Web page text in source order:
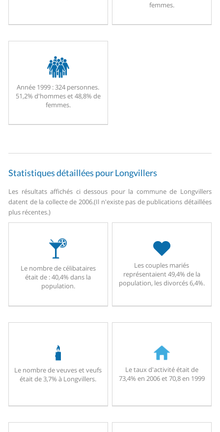
femmes.
Année 1999 :324 personnes.
51,2% d'hommes et 48,8% de
femmes.
Statistiques détaillées pour Longvillers
Les résultats affichés ci dessous pour la commune de Longvillers
datent de la collecte de 2006.(Il n'existe pas de publications détaillées
plus récentes.)
Le nombre de célibataires
était de : 40,4% dans la
population.
Les couples mariés
représentaient 49,4% de la
population, les divorcés 6,4%.
Le nombre de veuves et veufs
était de 3,7% à Longvillers.
Le taux d'activité était de
73,4% en 2006 et 70,8 en 1999